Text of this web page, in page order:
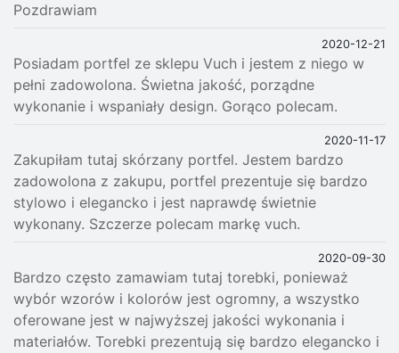
Pozdrawiam
2020-12-21
Posiadam portfel ze sklepu Vuch i jestem z niego w
pełni zadowolona. Świetna jakość, porządne
wykonanie i wspaniały design. Gorąco polecam.
2020-11-17
Zakupiłam tutaj skórzany portfel. Jestem bardzo
zadowolona z zakupu, portfel prezentuje się bardzo
stylowo i elegancko i jest naprawdę świetnie
wykonany. Szczerze polecam markę vuch.
2020-09-30
Bardzo często zamawiam tutaj torebki, ponieważ
wybór wzorów i kolorów jest ogromny, a wszystko
oferowane jest w najwyższej jakości wykonania i
materiałów. Torebki prezentują się bardzo elegancko i